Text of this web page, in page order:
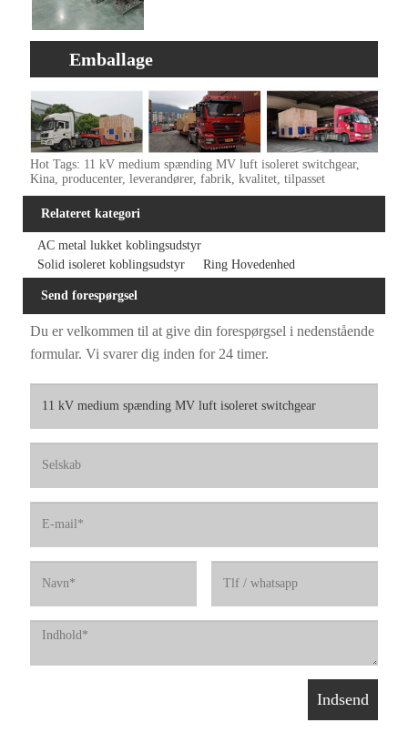
Emballage
Hot Tags: 11 kV medium spænding MV luft isoleret switchgear,
Kina, producenter, leverandører, fabrik, kvalitet, tilpasset
Relateret kategori
AC metal lukket koblingsudstyr
Solid isoleret koblingsudstyr
Ring Hovedenhed
Send forespørgsel
Du er velkommen til at give din forespørgsel i nedenstående
formular. Vi svarer dig inden for 24 timer.